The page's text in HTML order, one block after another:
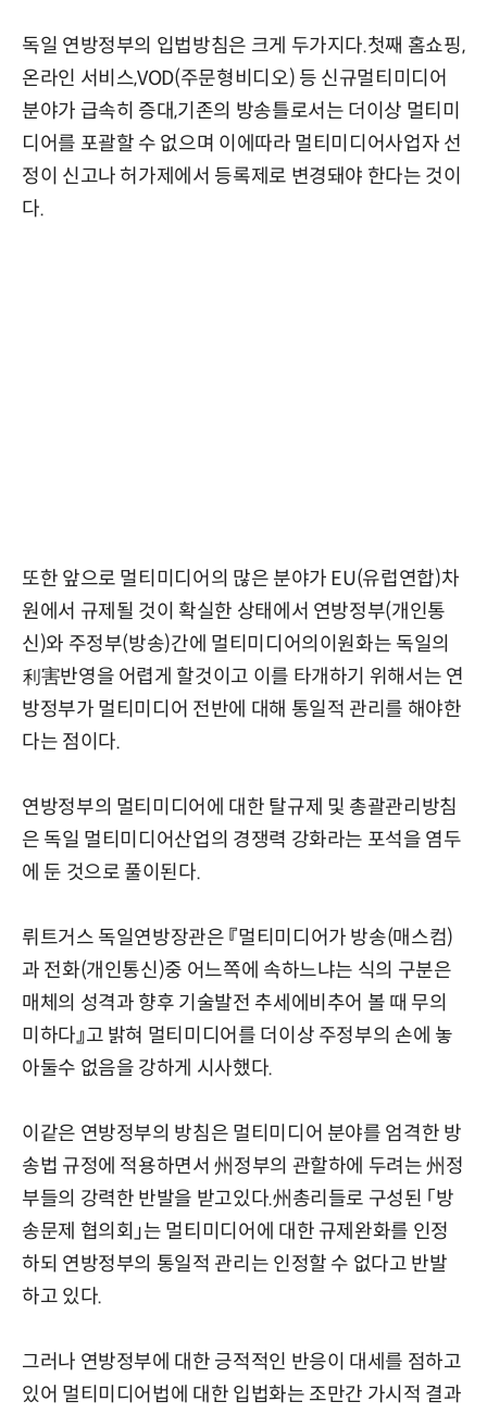
독일 연방정부의 입법방침은 크게 두가지다.첫째 홈쇼핑,
온라인 서비스,VOD(주문형비디오) 등 신규멀티미디어
분야가 급속히 증대,기존의 방송틀로서는 더이상 멀티미
디어를 포괄할 수 없으며 이에따라 멀티미디어사업자 선
정이 신고나 허가제에서 등록제로 변경돼야 한다는 것이
다.
또한 앞으로 멀티미디어의 많은 분야가 EU(유럽연합)차
원에서 규제될 것이 확실한 상태에서 연방정부(개인통
신)와 주정부(방송)간에 멀티미디어의이원화는 독일의
利害반영을 어렵게 할것이고 이를 타개하기 위해서는 연
방정부가 멀티미디어 전반에 대해 통일적 관리를 해야한
다는 점이다.
연방정부의 멀티미디어에 대한 탈규제 및 총괄관리방침
은 독일 멀티미디어산업의 경쟁력 강화라는 포석을 염두
에 둔 것으로 풀이된다.
뤼트거스 독일연방장관은 『멀티미디어가 방송(매스컴)
과 전화(개인통신)중 어느쪽에 속하느냐는 식의 구분은
매체의 성격과 향후 기술발전 추세에비추어 볼 때 무의
미하다』고 밝혀 멀티미디어를 더이상 주정부의 손에 놓
아둘수 없음을 강하게 시사했다.
이같은 연방정부의 방침은 멀티미디어 분야를 엄격한 방
송법 규정에 적용하면서 州정부의 관할하에 두려는 州정
부들의 강력한 반발을 받고있다.州총리들로 구성된 「방
송문제 협의회」는 멀티미디어에 대한 규제완화를 인정
하되 연방정부의 통일적 관리는 인정할 수 없다고 반발
하고 있다.
그러나 연방정부에 대한 긍적적인 반응이 대세를 점하고
있어 멀티미디어법에 대한 입법화는 조만간 가시적 결과